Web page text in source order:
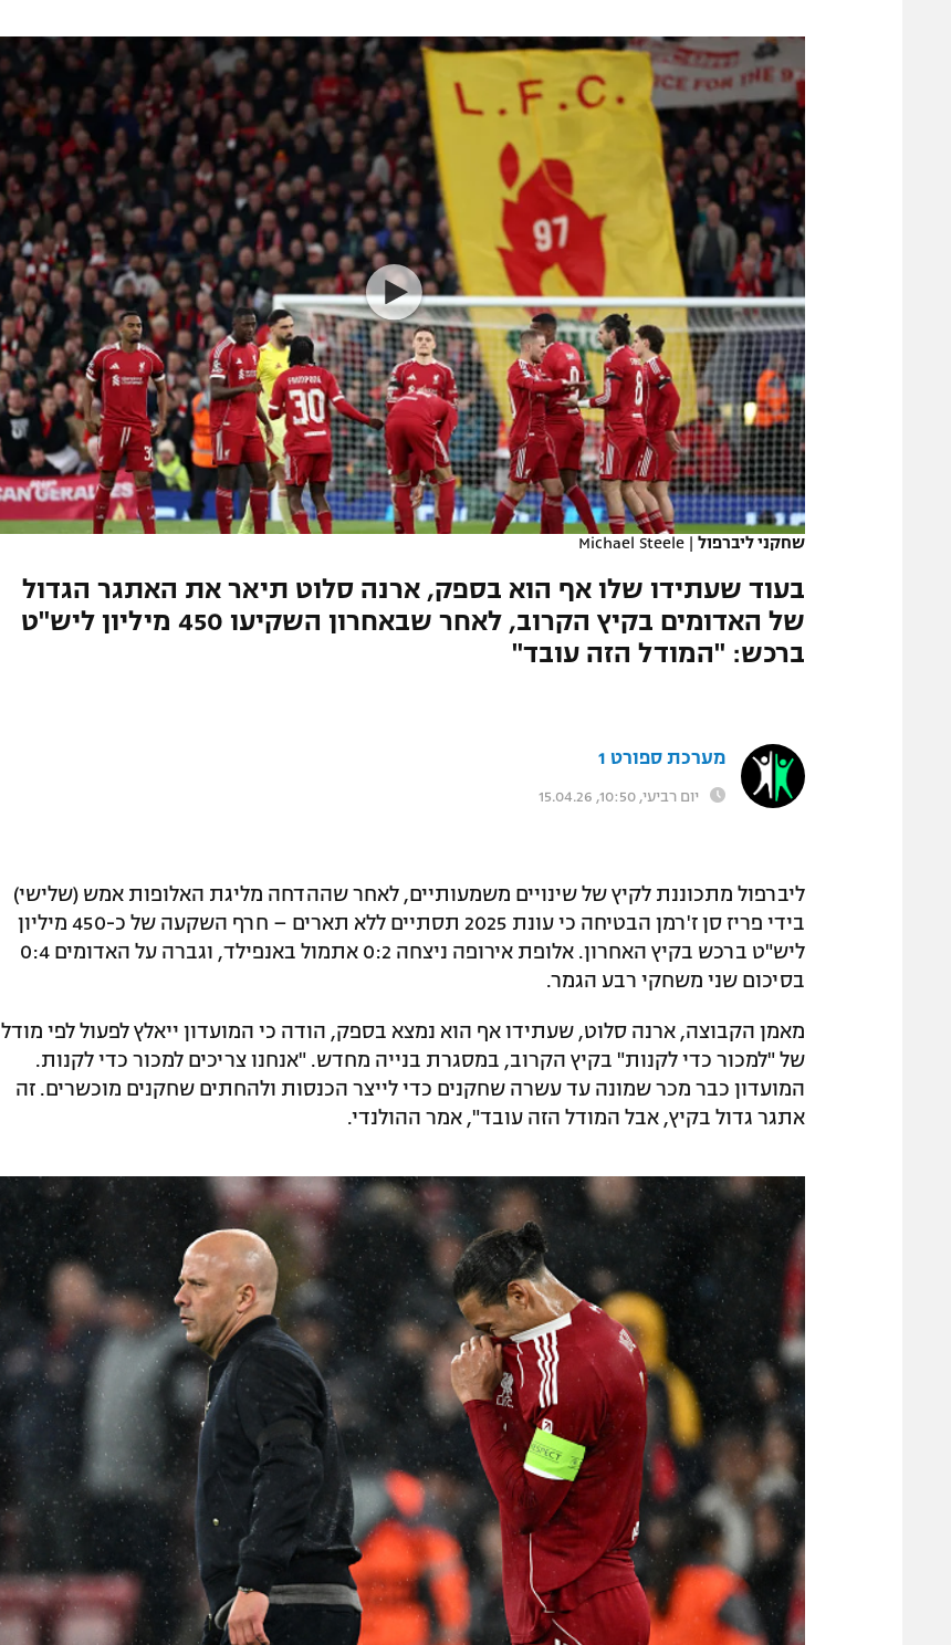
תקנון משתתפים וזוכים בפרסים
תקנון עבור פעילות אלקטרה
תקנון עבור פעילות ספורט 1 – "מרלן"
טניס
גיימינג E-Sports
תנאי שימוש
מדיניות פרטיות
תקנון פעילות ספורט 1
רשיון להקרנה פומבית לבית עסק
הצטרפות לחבילת הערוצים
לוח דרושים – ג'ובנט
תגיות
המגזין
הפועל תל אביב
הפועל חיפה
הפועל באר שבע
מכבי נתניה
בני יהודה
ליגה סינית
ליגה ברזילאית
ליגות נוספות
שחקני ליברפול |
Michael Steele
בעוד שעתידו שלו אף הוא בספק, ארנה סלוט תיאר את האתגר הגדול
של האדומים בקיץ הקרוב, לאחר שבאחרון השקיעו 450 מיליון ליש"ט
ברכש: "המודל הזה עובד"
מערכת ספורט 1
יום רביעי, 10:50, 15.04.26
ליברפול מתכוננת לקיץ של שינויים משמעותיים, לאחר שההדחה מליגת האלופות אמש (שלישי)
בידי פריז סן ז'רמן הבטיחה כי עונת 2025 תסתיים ללא תארים – חרף השקעה של כ-450 מיליון
ליש"ט ברכש בקיץ האחרון. אלופת אירופה ניצחה 0:2 אתמול באנפילד, וגברה על האדומים 0:4
בסיכום שני משחקי רבע הגמר.
מאמן הקבוצה, ארנה סלוט, שעתידו אף הוא נמצא בספק, הודה כי המועדון ייאלץ לפעול לפי מודל
של "למכור כדי לקנות" בקיץ הקרוב, במסגרת בנייה מחדש. "אנחנו צריכים למכור כדי לקנות.
המועדון כבר מכר שמונה עד עשרה שחקנים כדי לייצר הכנסות ולהחתים שחקנים מוכשרים. זה
אתגר גדול בקיץ, אבל המודל הזה עובד", אמר ההולנדי.